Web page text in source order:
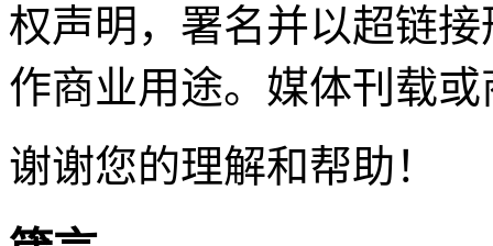
权声明，署名并以超链
作商业用途。媒体刊载
谢谢您的理解和帮助！